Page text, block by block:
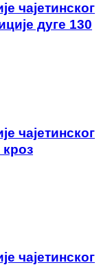
чајетинског
дуге 130
чајетинског
чајетинског